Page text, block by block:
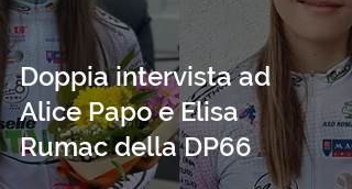
Doppia intervista ad
Alice Papo e Elisa
Rumac della DP66